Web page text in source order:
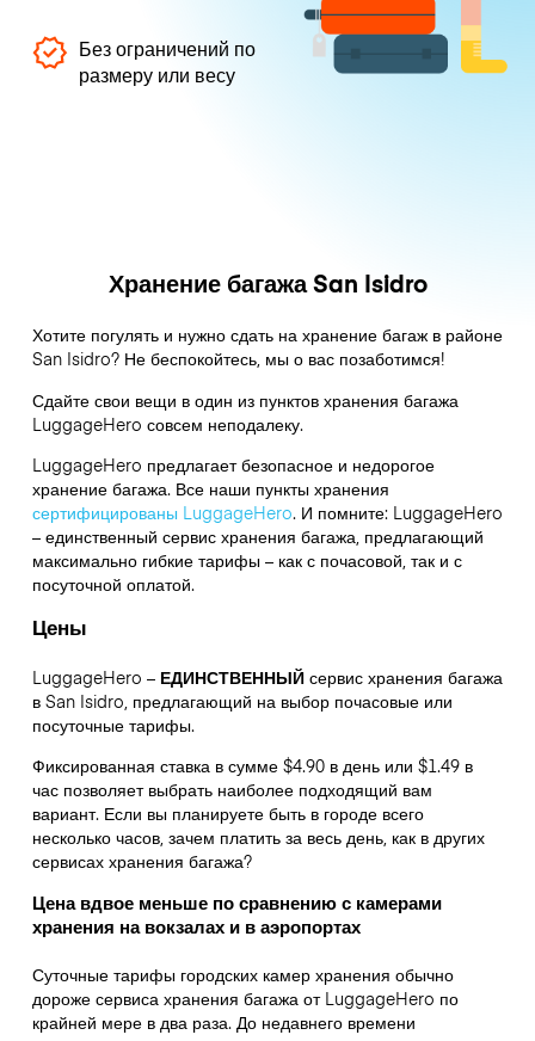
Без ограничений по
размеру или весу
Хранение багажа San Isidro
Хотите погулять и нужно сдать на хранение багаж в районе
San Isidro? Не беспокойтесь, мы о вас позаботимся!
Сдайте свои вещи в один из пунктов хранения багажа
LuggageHero совсем неподалеку.
LuggageHero предлагает безопасное и недорогое
хранение багажа. Все наши пункты хранения
сертифицированы LuggageHero. И помните: LuggageHero
– единственный сервис хранения багажа, предлагающий
максимально гибкие тарифы – как с почасовой, так и с
посуточной оплатой.
Цены
LuggageHero – ЕДИНСТВЕННЫЙсервис хранения багажа
в San Isidro, предлагающий на выбор почасовые или
посуточные тарифы.
Фиксированная ставка в сумме $4.90 в день или $1.49 в
час позволяет выбрать наиболее подходящий вам
вариант. Если вы планируете быть в городе всего
несколько часов, зачем платить за весь день, как в других
сервисах хранения багажа?
Цена вдвое меньше по сравнению с камерами
хранения на вокзалах и в аэропортах
Суточные тарифы городских камер хранения обычно
дороже сервиса хранения багажа от LuggageHero по
крайней мере в два раза. До недавнего времени